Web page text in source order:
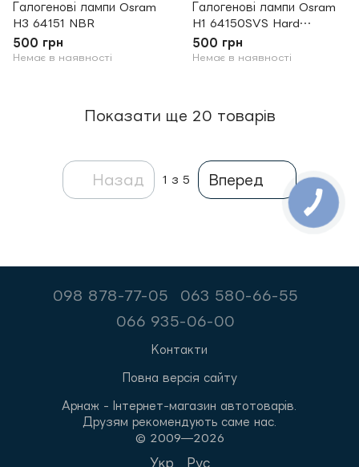
Галогенові лампи Osram
H3 64151 NBR
500 грн
Немає в наявності
Галогенові лампи Osram
H1 64150SVS Hard
Duopet Silver Star Blister
500 грн
Немає в наявності
Показати ще 20 товарів
Назад 1 з 5 Вперед
098 878-77-05
063 580-66-55
066 935-06-00
Контакти
Повна версія сайту
Арнаж - Інтернет-магазин автотоварів.
Друзям рекомендують саме нас.
© 2009—2026
Укр Рус